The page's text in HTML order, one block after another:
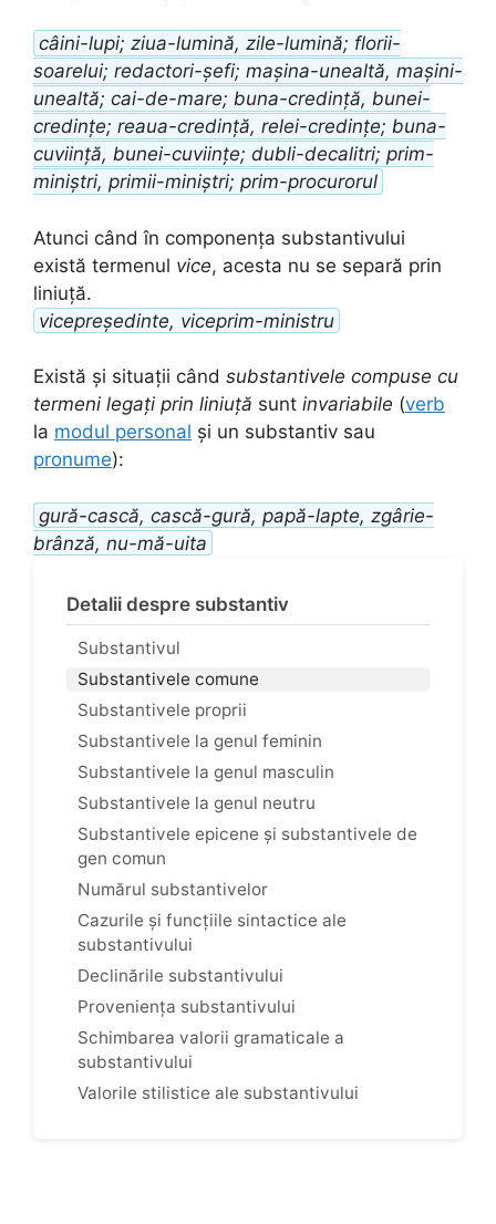
câini-lupi; ziua-lumină, zile-lumină; florii-
soarelui; redactori-șefi; mașina-unealtă, mașini-
unealtă; cai-de-mare; buna-credință, bunei-
credințe; reaua-credință, relei-credințe; buna-
cuviință, bunei-cuviințe; dubli-decalitri; prim-
miniștri, primii-miniștri; prim-procurorul
Atunci când în componența substantivului
există termenul vice, acesta nu se separă prin
liniuță.
vicepreședinte, viceprim-ministru
Există și situații când substantivele compuse cu
termeni legați prin liniuță sunt invariabile (verb
la modul personal și un substantiv sau
pronume):
gură-cască, cască-gură, papă-lapte, zgârie-
brânză, nu-mă-uita
Detalii despre substantiv
Substantivul
Substantivele comune
Substantivele proprii
Substantivele la genul feminin
Substantivele la genul masculin
Substantivele la genul neutru
Substantivele epicene și substantivele de
gen comun
Numărul substantivelor
Cazurile și funcțiile sintactice ale
substantivului
Declinările substantivului
Proveniența substantivului
Schimbarea valorii gramaticale a
substantivului
Valorile stilistice ale substantivului